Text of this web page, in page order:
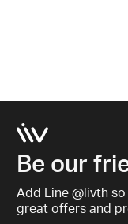
Be our
Add Line @livth
great offers and